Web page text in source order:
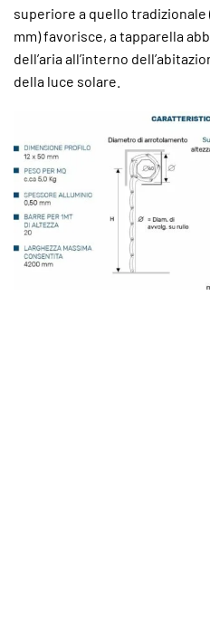
superiore a quello tradizionale
mm) favorisce, a tapparella
dell’aria all’interno
della luce solare.